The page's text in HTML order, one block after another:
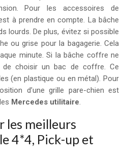
Pour les accessoires de
à prendre en compte. La bâche
lourds. De plus, évitez si possible
ou grise pour la bagagerie. Cela
minute. Si la bâche coffre ne
choisir un bac de coffre. Ce
(en plastique ou en métal). Pour
d’une grille pare-chien est
Mercedes utilitaire.
les meilleurs
4*4, Pick-up et